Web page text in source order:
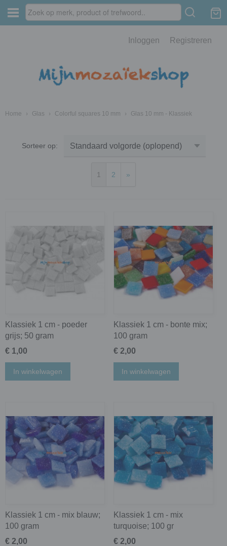
Inloggen Registreren
Home › Glas › Colorful squares 10 mm › Glas 10 mm - Klassiek
Sorteer op:
1 2 »
Klassiek 1 cm - poeder
grijs; 50 gram
€ 1,00
In winkelwagen
Klassiek 1 cm - bonte mix;
100 gram
€ 2,00
In winkelwagen
Klassiek 1 cm - mix blauw;
100 gram
€ 2,00
Klassiek 1 cm - mix
turquoise; 100 gr
€ 2,00